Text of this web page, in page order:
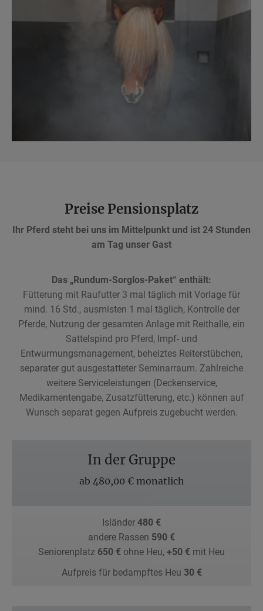
Preise Pensionsplatz
Ihr Pferd steht bei uns im Mittelpunkt und ist 24 Stunden
am Tag unser Gast
Das „Rundum-Sorglos-Paket“ enthält:
Fütterung mit Raufutter 3 mal täglich mit Vorlage für
mind. 16 Std., ausmisten 1 mal täglich, Kontrolle der
Pferde, Nutzung der gesamten Anlage mit Reithalle, ein
Sattelspind pro Pferd, Impf- und
Entwurmungsmanagement, beheiztes Reiterstübchen,
separater gut ausgestatteter Seminarraum. Zahlreiche
weitere Serviceleistungen (Deckenservice,
Medikamentengabe, Zusatzfütterung, etc.) können auf
Wunsch separat gegen Aufpreis zugebucht werden.
In der Gruppe
ab 480,00 € monatlich
Isländer 480 €
andere Rassen 590 €
Seniorenplatz 650 € ohne Heu, +50 € mit Heu
Aufpreis für bedampftes Heu 30 €